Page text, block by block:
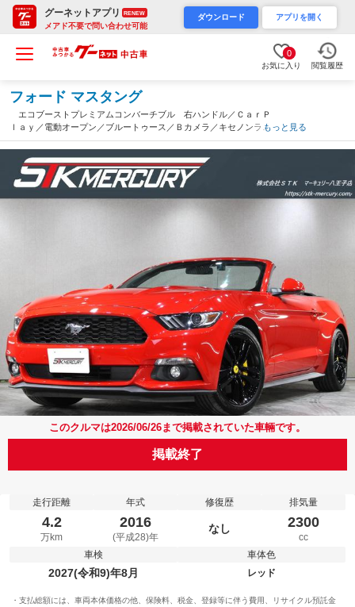
グーネットアプリ RENEW
メアド不要で問い合わせ可能
ダウンロード アプリを開く
0
お気に入り 閲覧履歴
フォード マスタング
エコブーストプレミアムコンバーチブル 右ハンドル／ＣａｒＰ
ｌａｙ／電動オープン／ブルートゥース／Ｂカメラ／キセノンライ
ト／黒革／シートヒーター・ベンチレーション／１９インチＡＷ／
クルコン／ＥＴＣ（東京都）
もっと見る
このクルマは2026/06/26まで掲載されていた車輛です。
掲載終了
走行距離
4.2
万km
年式
2016
(平成28)年
修復歴
なし
排気量
2300
cc
車検
2027(令和9)年8月
車体色
レッド
支払総額には、車両本体価格の他、保険料、税金、登録等に伴う費用、リサイクル預託金